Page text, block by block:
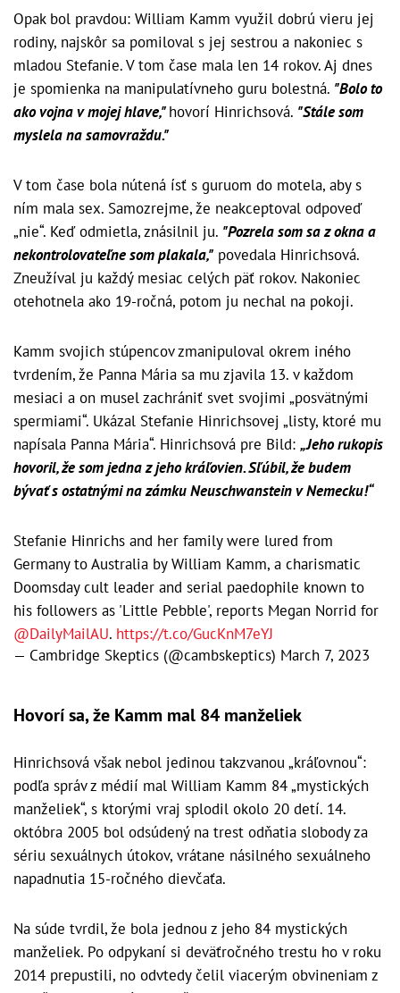
Opak bol pravdou: William Kamm využil dobrú vieru jej
rodiny, najskôr sa pomiloval s jej sestrou a nakoniec s
mladou Stefanie. V tom čase mala len 14 rokov. Aj dnes
je spomienka na manipulatívneho guru bolestná. "Bolo to
ako vojna v mojej hlave,"hovorí Hinrichsová. "Stále som
myslela na samovraždu."
V tom čase bola nútená ísť s guruom do motela, aby s
ním mala sex. Samozrejme, že neakceptoval odpoveď
„nie“. Keď odmietla, znásilnil ju. "Pozrela som sa z okna a
nekontrolovateľne som plakala," povedala Hinrichsová.
Zneužíval ju každý mesiac celých päť rokov. Nakoniec
otehotnela ako 19-ročná, potom ju nechal na pokoji.
Kamm svojich stúpencov zmanipuloval okrem iného
tvrdením, že Panna Mária sa mu zjavila 13. v každom
mesiaci a on musel zachrániť svet svojimi „posvätnými
spermiami“. Ukázal Stefanie Hinrichsovej „listy, ktoré mu
napísala Panna Mária“. Hinrichsová pre Bild: „Jeho rukopis
hovoril, že som jedna z jeho kráľovien. Sľúbil, že budem
bývať s ostatnými na zámku Neuschwanstein v Nemecku!“
Stefanie Hinrichs and her family were lured from
Germany to Australia by William Kamm, a charismatic
Doomsday cult leader and serial paedophile known to
his followers as 'Little Pebble', reports Megan Norrid for
@DailyMailAU. https://t.co/GucKnM7eYJ
— Cambridge Skeptics (@cambskeptics) March 7, 2023
Hovorí sa, že Kamm mal 84 manželiek
Hinrichsová však nebol jedinou takzvanou „kráľovnou“:
podľa správ z médií mal William Kamm 84 „mystických
manželiek“, s ktorými vraj splodil okolo 20 detí. 14.
októbra 2005 bol odsúdený na trest odňatia slobody za
sériu sexuálnych útokov, vrátane násilného sexuálneho
napadnutia 15-ročného dievčaťa.
Na súde tvrdil, že bola jednou z jeho 84 mystických
manželiek. Po odpykaní si deväťročného trestu ho v roku
2014 prepustili, no odvtedy čelil viacerým obvineniam z